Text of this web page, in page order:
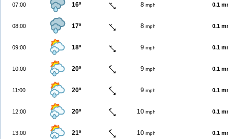
07:00 16º 8 mph 0.1
08:00 17º 8 mph 0.1
09:00 18º 9 mph 0.1
10:00 20º 9 mph 0.1
11:00 20º 9 mph 0.1
12:00 20º 10 mph 0.1
13:00 21º 10 mph 0.1